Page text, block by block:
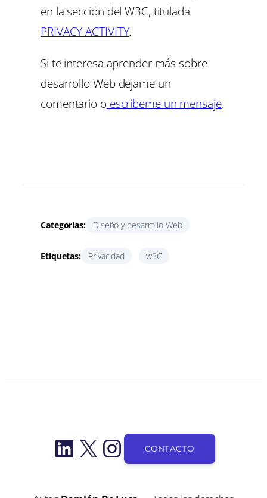
en la sección del W3C, titulada
PRIVACY ACTIVITY.
Si te interesa aprender más sobre
desarrollo Web dejame un
comentario o escribeme un mensaje.
Categorías: Diseño y desarrollo Web
Etiquetas: Privacidad w3C
LinkedIn
X Instagram
CONTACTO